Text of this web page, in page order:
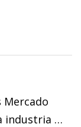
Mercado
industria e